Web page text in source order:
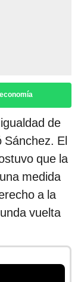
de
Sánchez. El
que la
medida
a la
vuelta